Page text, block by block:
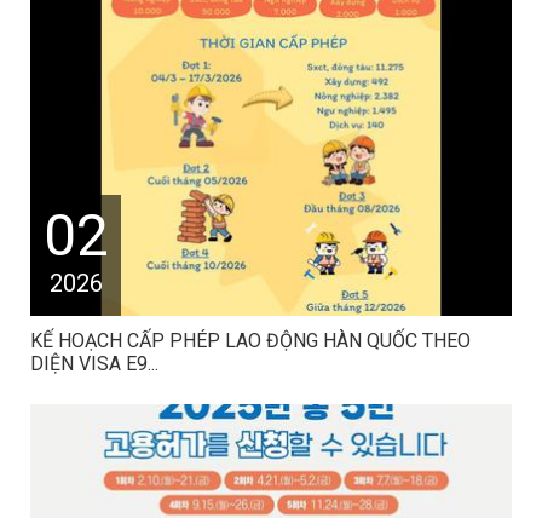
02
2026
KẾ HOẠCH CẤP PHÉP LAO ĐỘNG HÀN QUỐC THEO
DIỆN VISA E9...